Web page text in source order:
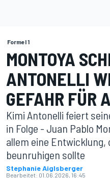
Formel 1
MONTOYA
ANTONELLI
GEFAHR FÜR
Kimi Antonelli feiert
in Folge - Juan Pablo
allem eine Entwicklung,
beunruhigen sollte
Stephanie Aiglsberger
Bearbeitet: 01.06.2026, 16:45